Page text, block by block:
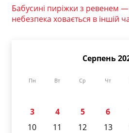
Бабусині пиріжки з ревенем —
небезпека ховається в іншій
Серпень
Пн Вт Ср Чт
3
4 5 6
10
11 12 13